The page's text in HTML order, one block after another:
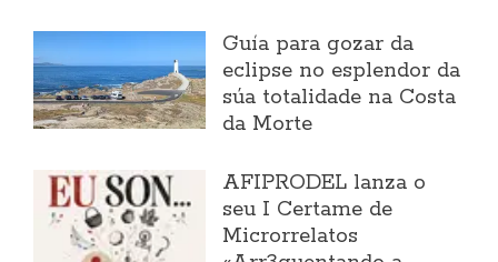
Guía para gozar da
eclipse no esplendor da
súa totalidade na Costa
da Morte
AFIPRODEL lanza o
seu I Certame de
Microrrelatos